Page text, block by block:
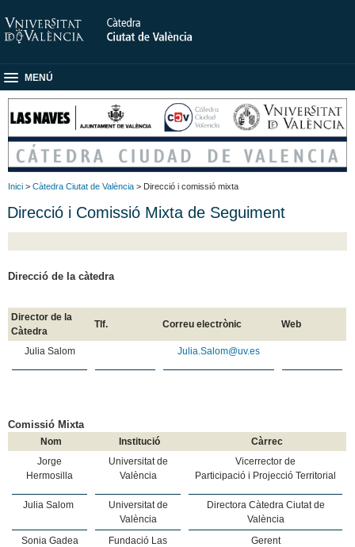
MENÚ
Inici > Càtedra Ciutat de València > Direcció i comissió mixta
Direcció i Comissió Mixta de Seguiment
Direcció de la càtedra
Director de la
Càtedra
Tlf. Correu electrònic Web
Julia Salom Julia.Salom@uv.es
Comissió Mixta
Nom Institució
Càrrec
Jorge
Hermosilla
Universitat de
València
Vicerrector de
Participació i Projecció Territorial
Julia Salom
Universitat de
València
Directora Càtedra Ciutat de
València
Sonia Gadea
Fundació Las
Gerent